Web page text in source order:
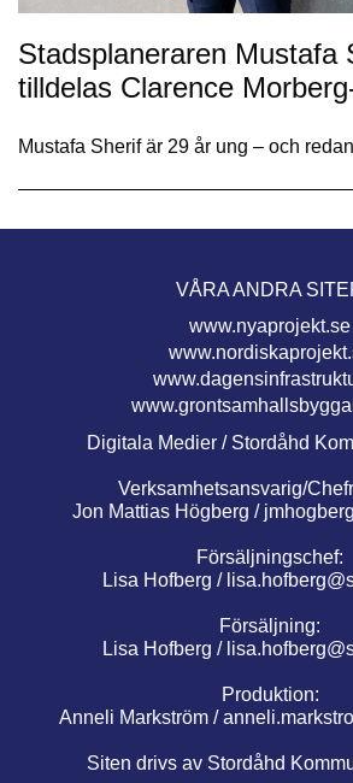
Stadsplaneraren Mustafa
tilldelas Clarence
Mustafa Sherif är 29 år ung – och
VÅRA ANDRA
www.nyaprojekt.se
Digitala Medier / Stordåhd
Verksamhetsansvarig/
Jon Mattias Högberg /
Försäljningschef:
Lisa Hofberg /
Försäljning:
Lisa Hofberg /
Produktion:
Anneli Markström /
Siten drivs av Stordåhd